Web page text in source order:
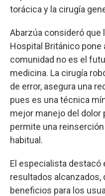
torácica y la cirugía
Abarzúa consideró que
Hospital Británico pone
comunidad no es el
medicina. La cirugía
de error, asegura una
pues es una técnica
mejor manejo del dolor
permite una
habitual.
El especialista destacó
resultados alcanzados,
beneficios para los